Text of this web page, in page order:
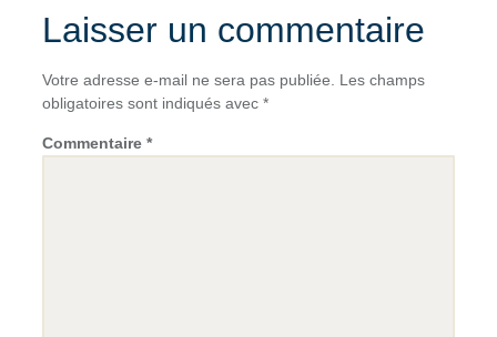
Laisser un commentaire
Votre adresse e-mail ne sera pas publiée.
Les champs
obligatoires sont indiqués avec *
Commentaire *